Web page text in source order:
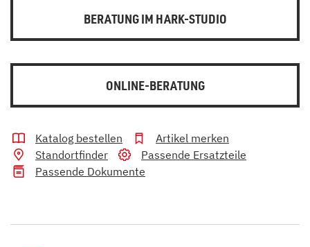
BERATUNG IM HARK-STUDIO
ONLINE-BERATUNG
Katalog bestellen
Artikel merken
Standortfinder
Passende Ersatzteile
Passende Dokumente